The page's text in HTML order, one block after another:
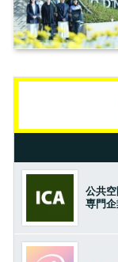
公共
専門